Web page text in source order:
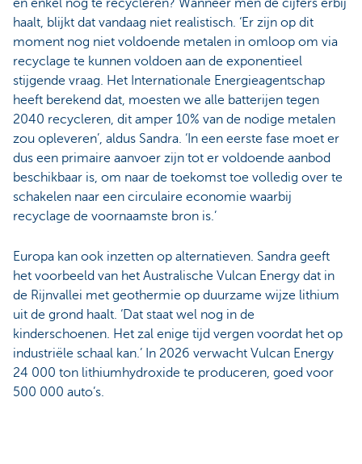
en enkel nog te recycleren? Wanneer men de cijfers erbij
haalt, blijkt dat vandaag niet realistisch. ‘Er zijn op dit
moment nog niet voldoende metalen in omloop om via
recyclage te kunnen voldoen aan de exponentieel
stijgende vraag. Het Internationale Energieagentschap
heeft berekend dat, moesten we alle batterijen tegen
2040 recycleren, dit amper 10% van de nodige metalen
zou opleveren’, aldus Sandra. ‘In een eerste fase moet er
dus een primaire aanvoer zijn tot er voldoende aanbod
beschikbaar is, om naar de toekomst toe volledig over te
schakelen naar een circulaire economie waarbij
recyclage de voornaamste bron is.’
Europa kan ook inzetten op alternatieven. Sandra geeft
het voorbeeld van het Australische Vulcan Energy dat in
de Rijnvallei met geothermie op duurzame wijze lithium
uit de grond haalt. ‘Dat staat wel nog in de
kinderschoenen. Het zal enige tijd vergen voordat het op
industriële schaal kan.’ In 2026 verwacht Vulcan Energy
24 000 ton lithiumhydroxide te produceren, goed voor
500 000 auto’s.